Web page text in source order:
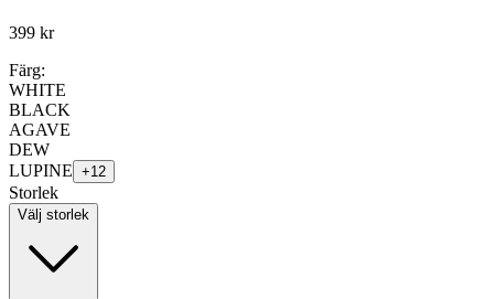
399 kr
Färg:
WHITE
BLACK
AGAVE
DEW
LUPINE +12
Storlek
Välj storlek